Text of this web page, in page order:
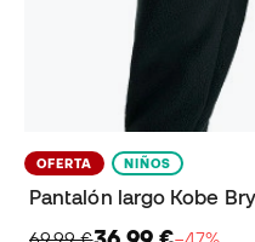
OFERTA NIÑOS
Pantalón largo Kobe